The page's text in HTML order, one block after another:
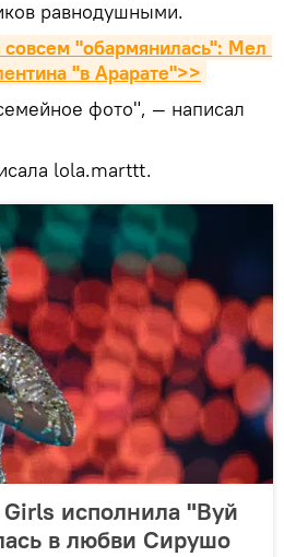
равнодушными.
совсем "обармянилась": Мел
"в Арарате">>
фото", — написал
lola.marttt.
исполнила "Вуй
в любви Сирушо